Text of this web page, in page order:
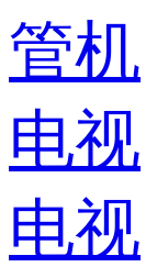
管机
电视
电视